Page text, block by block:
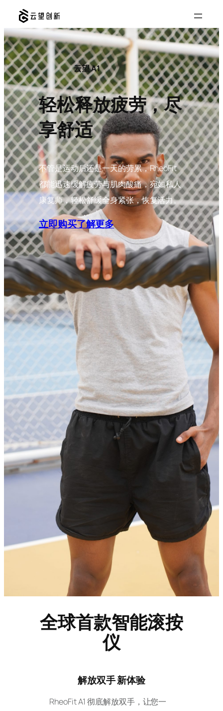
内
容
云望 A1
轻松释放疲劳，尽
享舒适
不管是运动后还是一天的劳累，RheoFit
都能迅速缓解疲劳与肌肉酸痛，宛如私人
康复师，轻松舒缓全身紧张，恢复活力。
立即购买了解更多
全球首款智能滚按
仪​
解放双手 新体验​
RheoFit A1 彻底解放双手，让您一